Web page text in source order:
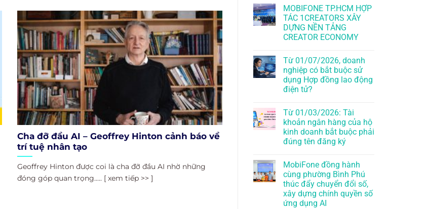
Cha đỡ đầu AI – Geoffrey Hinton cảnh báo về
trí tuệ nhân tạo
Geoffrey Hinton được coi là cha đỡ đầu AI nhờ những
đóng góp quan trọng..... [ xem tiếp >> ]
MOBIFONE TP.HCM HỢP
TÁC 1CREATORS XÂY
DỰNG NỀN TẢNG
CREATOR ECONOMY
Từ 01/07/2026, doanh
nghiệp có bắt buộc sử
dụng Hợp đồng lao động
điện tử?
Từ 01/03/2026: Tài
khoản ngân hàng của hộ
kinh doanh bắt buộc phải
đúng tên đăng ký
MobiFone đồng hành
cùng phường Bình Phú
thúc đẩy chuyển đổi số,
xây dựng chính quyền số
ứng dụng AI